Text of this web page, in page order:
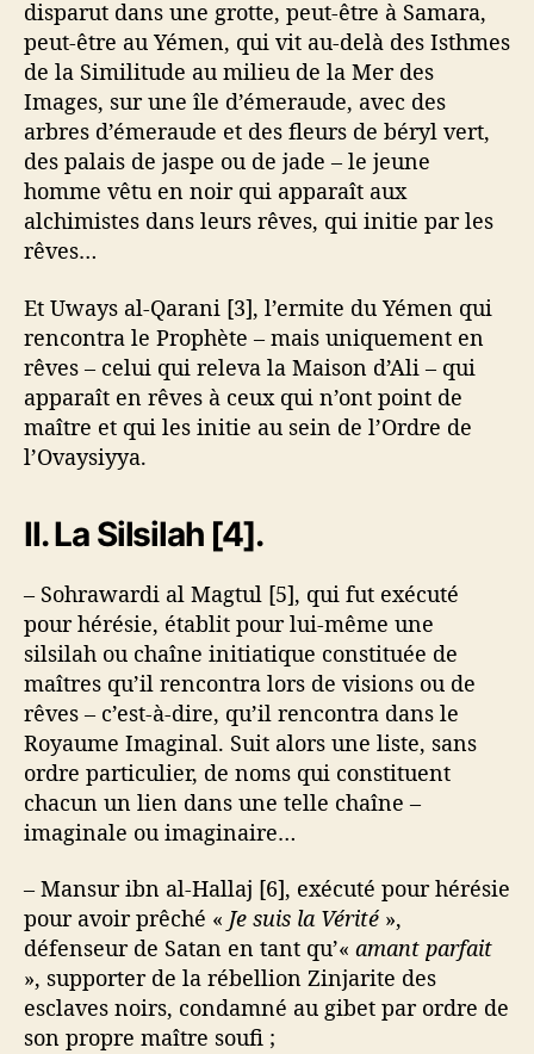
disparut dans une grotte, peut-être à Samara,
peut-être au Yémen, qui vit au-delà des Isthmes
de la Similitude au milieu de la Mer des
Images, sur une île d’émeraude, avec des
arbres d’émeraude et des fleurs de béryl vert,
des palais de jaspe ou de jade – le jeune
homme vêtu en noir qui apparaît aux
alchimistes dans leurs rêves, qui initie par les
rêves…
Et Uways al-Qarani [3], l’ermite du Yémen qui
rencontra le Prophète – mais uniquement en
rêves – celui qui releva la Maison d’Ali – qui
apparaît en rêves à ceux qui n’ont point de
maître et qui les initie au sein de l’Ordre de
l’Ovaysiyya.
II. La Silsilah [4].
– Sohrawardi al Magtul [5], qui fut exécuté
pour hérésie, établit pour lui-même une
silsilah ou chaîne initiatique constituée de
maîtres qu’il rencontra lors de visions ou de
rêves – c’est-à-dire, qu’il rencontra dans le
Royaume Imaginal. Suit alors une liste, sans
ordre particulier, de noms qui constituent
chacun un lien dans une telle chaîne –
imaginale ou imaginaire…
– Mansur ibn al-Hallaj [6], exécuté pour hérésie
pour avoir prêché « Je suis la Vérité »,
défenseur de Satan en tant qu’« amant parfait
», supporter de la rébellion Zinjarite des
esclaves noirs, condamné au gibet par ordre de
son propre maître soufi ;